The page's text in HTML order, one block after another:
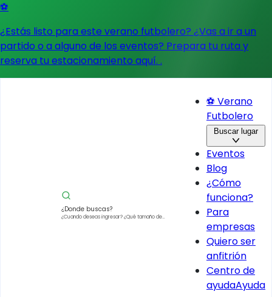
⚽
¿Estás listo para este verano futbolero? ¿Vas a ir a un
partido o a alguno de los eventos? Prepara tu ruta y
reserva tu estacionamiento aquí. .
¿Donde buscas?
¿Cuando deseas ingresar?¿Qué tamaño de
⚽ Verano
Futbolero
Buscar lugar
Eventos
Blog
¿Cómo
funciona?
Para
empresas
Quiero ser
anfitrión
Centro de
ayudaAyuda